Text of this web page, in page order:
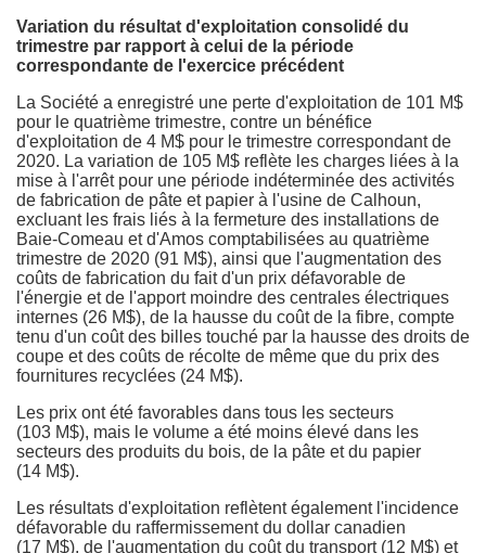
Variation du résultat d'exploitation consolidé du
trimestre par rapport à celui de la période
correspondante de l'exercice précédent
La Société a enregistré une perte d'exploitation de 101 M$
pour le quatrième trimestre, contre un bénéfice
d'exploitation de 4 M$ pour le trimestre correspondant de
2020. La variation de 105 M$ reflète les charges liées à la
mise à l'arrêt pour une période indéterminée des activités
de fabrication de pâte et papier à l'usine de Calhoun,
excluant les frais liés à la fermeture des installations de
Baie-Comeau et d'Amos comptabilisées au quatrième
trimestre de 2020 (91 M$), ainsi que l'augmentation des
coûts de fabrication du fait d'un prix défavorable de
l'énergie et de l'apport moindre des centrales électriques
internes (26 M$), de la hausse du coût de la fibre, compte
tenu d'un coût des billes touché par la hausse des droits de
coupe et des coûts de récolte de même que du prix des
fournitures recyclées (24 M$).
Les prix ont été favorables dans tous les secteurs
(103 M$), mais le volume a été moins élevé dans les
secteurs des produits du bois, de la pâte et du papier
(14 M$).
Les résultats d'exploitation reflètent également l'incidence
défavorable du raffermissement du dollar canadien
(17 M$), de l'augmentation du coût du transport (12 M$) et